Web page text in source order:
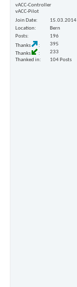
vACC-Controller
vACC-Pilot
Join Date
15.03.2014
Location
Bern
Posts
196
Thanks
395
Thanks
233
Thanked in
104 Posts